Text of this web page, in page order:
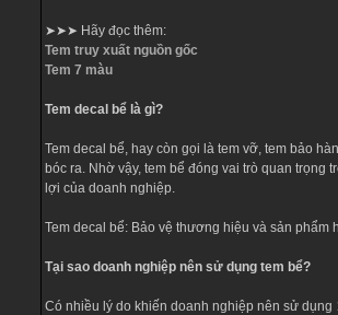
➤➤➤ Hãy đọc thêm:
Tem truy xuất nguồn gốc
Tem 7 màu
Tem decal bể là gì?
Tem decal bể, hay còn gọi là tem vỡ, tem bảo
bóc ra. Nhờ vậy, tem bể đóng vai trò quan trọng
lợi của doanh nghiệp.
Tem decal bể: Bảo vệ thương hiệu và sản phẩm
Tại sao doanh nghiệp nên sử dụng tem bể?
Có nhiều lý do khiến doanh nghiệp nên sử